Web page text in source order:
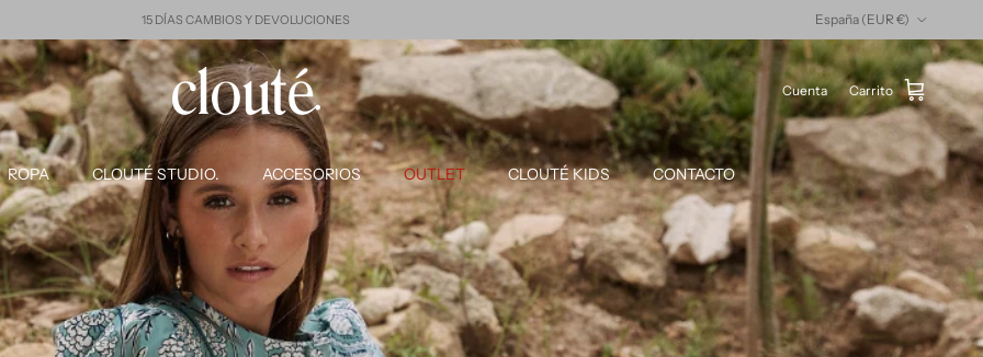
15 DÍAS CAMBIOS Y DEVOLUCIONES España (EUR €)
Cuenta Carrito
ROPA CLOUTÉ STUDIO. ACCESORIOS OUTLET CLOUTÉ KIDS CONTACTO